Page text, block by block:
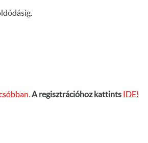
. A regisztrációhoz kattints IDE!